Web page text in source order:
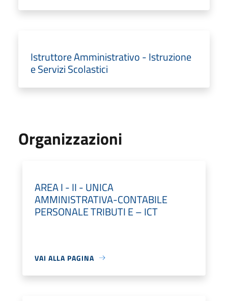
Istruttore Amministrativo - Istruzione
e Servizi Scolastici
Organizzazioni
AREA I - II - UNICA
AMMINISTRATIVA-CONTABILE
PERSONALE TRIBUTI E – ICT
VAI ALLA PAGINA